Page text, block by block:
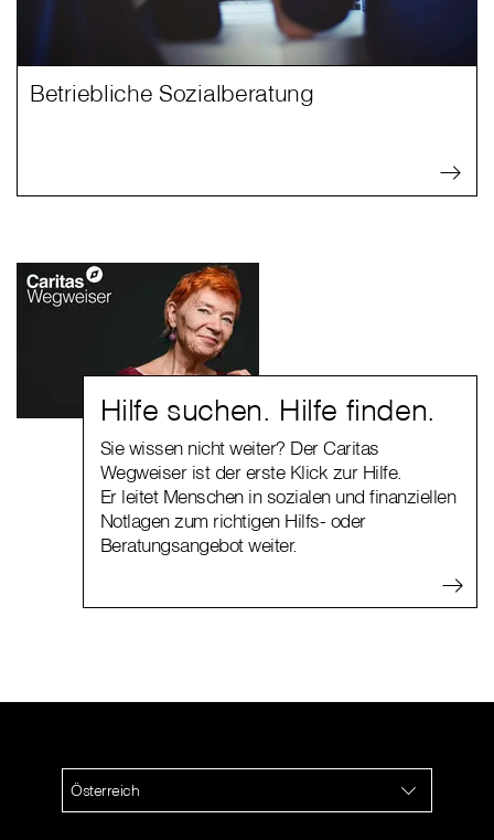
Betriebliche Sozialberatung
Hilfe suchen. Hilfe finden.
Sie wissen nicht weiter? Der Caritas
Wegweiser ist der erste Klick zur Hilfe.
Er leitet Menschen in sozialen und finanziellen
Notlagen zum richtigen Hilfs- oder
Beratungsangebot weiter.
Österreich